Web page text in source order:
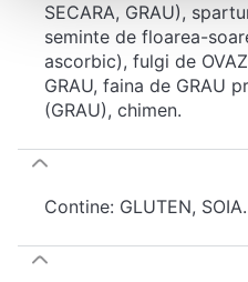
SECARA, GRAU),
seminte de floarea-
ascorbic), fulgi de
GRAU, faina de GRAU
(GRAU), chimen.
Contine: GLUTEN, SOIA.